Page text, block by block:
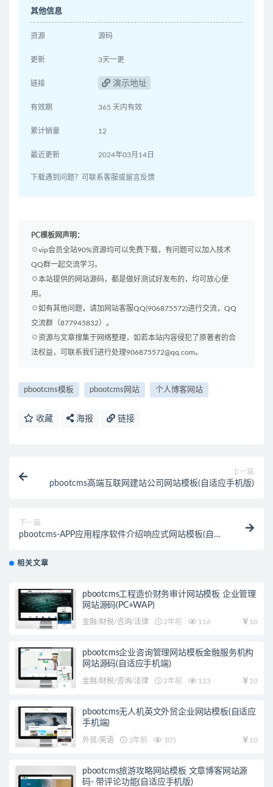
其他信息
资源 源码
更新 3天一更
链接 演示地址
有效期 365 天内有效
累计销量 12
最近更新 2024年03月14日
下载遇到问题？可联系客服或留言反馈
PC模板网声明：
☉vip会员全站90%资源均可以免费下载，有问题可以加入技术
QQ群一起交流学习。
☉本站提供的网站源码，都是做好测试好发布的，均可放心使
用。
☉如有其他问题，请加网站客服QQ(906875572)进行交流，QQ
交流群（877945832）。
☉资源与文章搜集于网络整理，如若本站内容侵犯了原著者的合
法权益，可联系我们进行处理906875572@qq.com。
pbootcms模板 pbootcms网站 个人博客网站
收藏 海报 链接
上一篇
pbootcms高端互联网建站公司网站模板(自适应手机版)
下一篇
pbootcms-APP应用程序软件介绍响应式网站模板(自适
相关文章
pbootcms工程造价财务审计网站模板 企业管理
网站源码(PC+WAP)
金融/财税/咨询/法律 2年前 116 10
pbootcms企业咨询管理网站模板金融服务机构
网站源码(自适应手机端)
金融/财税/咨询/法律 2年前 123 10
pbootcms无人机英文外贸企业网站模板(自适应
手机端)
外贸/英语 2年前 105 10
pbootcms旅游攻略网站模板 文章博客网站源
码- 带评论功能(自适应手机版)